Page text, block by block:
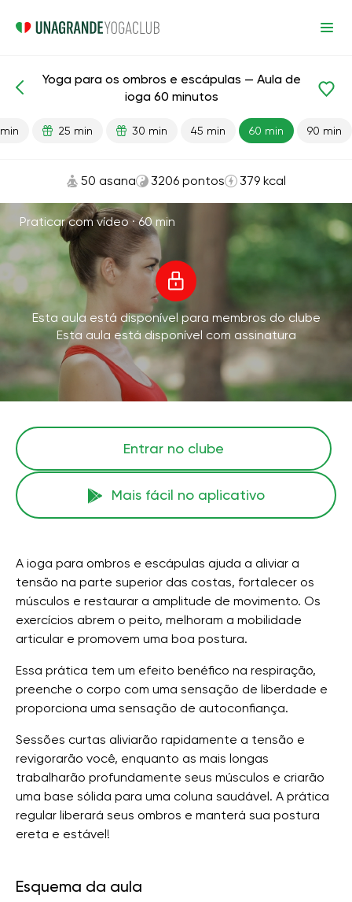
Ombros Articulações
Yoga para os ombros e escápulas — Aula de
ioga 60 minutos
25 min 30 min 45 min 60 min 90 min
50 asana 3206 pontos 379 kcal
Praticar com vídeo ·60 min
Esta aula está disponível para membros do clube
Esta aula está disponível com assinatura
Entrar no clube
Mais fácil no aplicativo
A ioga para ombros e escápulas ajuda a aliviar a
tensão na parte superior das costas, fortalecer os
músculos e restaurar a amplitude de movimento. Os
exercícios abrem o peito, melhoram a mobilidade
articular e promovem uma boa postura.
Essa prática tem um efeito benéfico na respiração,
preenche o corpo com uma sensação de liberdade e
proporciona uma sensação de autoconfiança.
Sessões curtas aliviarão rapidamente a tensão e
revigorarão você, enquanto as mais longas
trabalharão profundamente seus músculos e criarão
uma base sólida para uma coluna saudável. A prática
regular liberará seus ombros e manterá sua postura
ereta e estável!
Esquema da aula